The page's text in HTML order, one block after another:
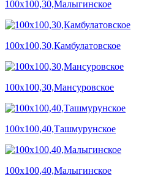
100х100,30,Малыгинское
100х100,30,Камбулатовское
100х100,30,Мансуровское
100х100,40,Ташмурунское
100х100,40,Малыгинское